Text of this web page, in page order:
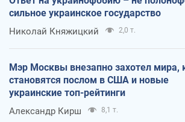
сильное украинское государство
Николай Княжицкий 2,0 т.
Мэр Москвы внезапно захотел мира,
становятся послом в США и новые
украинские топ-рейтинги
Александр Кирш 8,1 т.